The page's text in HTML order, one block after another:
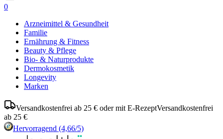
0
Arzneimittel & Gesundheit
Familie
Ernährung & Fitness
Beauty & Pflege
Bio- & Naturprodukte
Dermokosmetik
Longevity
Marken
Versandkostenfrei ab 25 € oder mit E-RezeptVersandkostenfrei
ab 25 €
Hervorragend (4,66/5)